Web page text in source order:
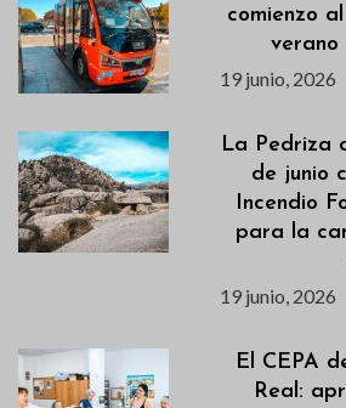
comienzo
verano
19 junio, 2026
La Pedriza
de junio
Incendio
para la
19 junio, 2026
El CEPA
Real: